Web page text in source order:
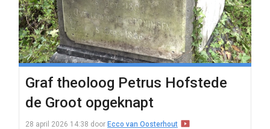
Graf theoloog Petrus Hofstede
de Groot opgeknapt
28 april 2026 14:38 door Ecco van Oosterhout